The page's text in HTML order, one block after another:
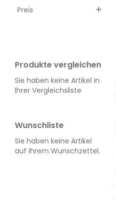
Preis
Produkte vergleichen
Sie haben keine Artikel in
Ihrer Vergleichsliste
Wunschliste
Sie haben keine Artikel
auf Ihrem Wunschzettel.